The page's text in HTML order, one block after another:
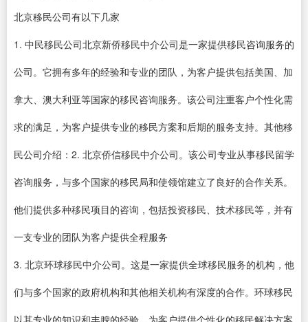
北京移民公司有以下几家
1. 中民移民公司北京新侨移民中介公司是一家提供移民咨询服务的
公司。它拥有多年的经验和专业的团队，为客户提供包括美国、加
拿大、澳大利亚等国家的移民咨询服务。该公司注重客户个性化需
求的满足，为客户提供专业的移民方案和后期的服务支持。其他移
民公司介绍：2. 北京侨信移民中介公司。该公司专业从事移民留学
咨询服务，与多个国家的移民局和使领馆建立了良好的合作关系。
他们提供多种移民项目的咨询，包括投资移民、技术移民等，并有
一支专业的团队为客户提供全程服务
3. 北京环球移民中介公司。这是一家提供全球移民服务的机构，他
们与多个国家的政府机构和其他相关机构有深度的合作。环球移民
以其专业的知识和丰腴的经验，为客户提供个性化的移民解决方案